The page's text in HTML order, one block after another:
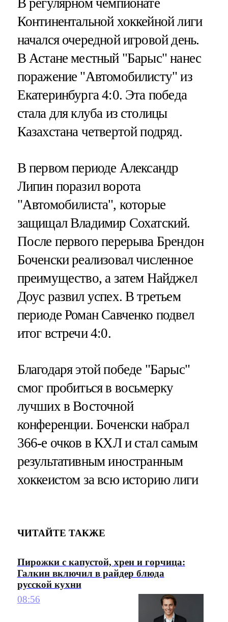
Континентальной хоккейной лиги
начался очередной игровой день.
В Астане местный "Барыс" нанес
поражение "Автомобилисту" из
Екатеринбурга 4:0. Эта победа
стала для клуба из столицы
Казахстана четвертой подряд.
В первом периоде Александр
Липин поразил ворота
"Автомобилиста", которые
защищал Владимир Сохатский.
После первого перерыва Брендон
Боченски реализовал численное
преимущество, а затем Найджел
Доус развил успех. В третьем
периоде Роман Савченко подвел
итог встречи 4:0.
Благодаря этой победе "Барыс"
смог пробиться в восьмерку
лучших в Восточной
конференции. Боченски набрал
366-е очков в КХЛ и стал самым
результативным иностранным
хоккеистом за всю историю лиги
ЧИТАЙТЕ ТАКЖЕ
Пирожки с капустой, хрен и горчица:
Галкин включил в райдер блюда
русской кухни
08:56